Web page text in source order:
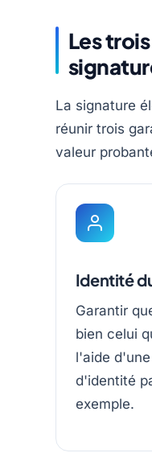
Les
La signature
réunir trois
valeur
Identité
Garantir
bien celui
l'aide
d'identité
exemple.